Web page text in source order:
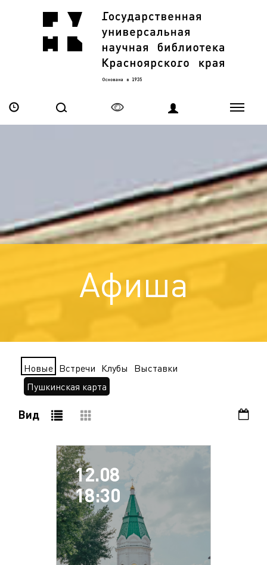
Афиша
Новые Встречи Клубы
Выставки
Пушкинская карта
Вид
12.08
18:30